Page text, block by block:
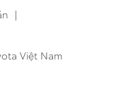
|
Việt Nam